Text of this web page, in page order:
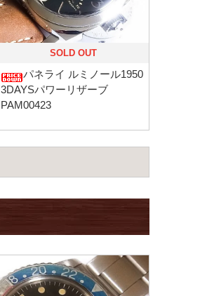
SOLD OUT
パネライ ルミノール1950
3DAYSパワーリザーブ
PAM00423